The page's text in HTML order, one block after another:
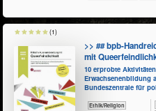
>> ## bpb-
mit
10 erprobte
Erwachsenenbildung
Bundeszentrale für
​​​​​​​​​​Ethik/​Religion
(1)